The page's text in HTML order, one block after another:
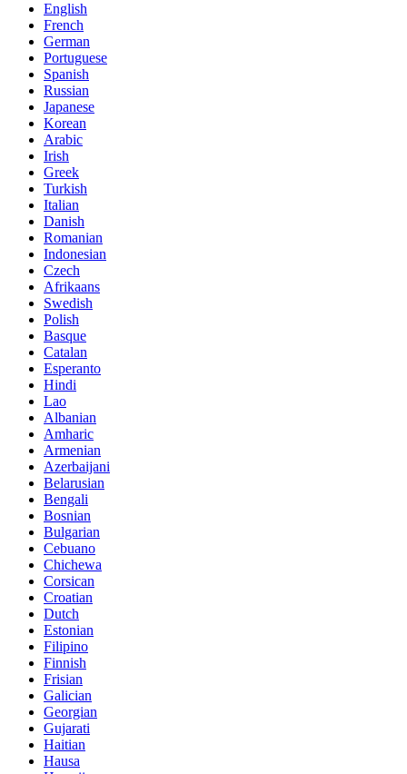
English
French
German
Portuguese
Spanish
Russian
Japanese
Korean
Arabic
Irish
Greek
Turkish
Italian
Danish
Romanian
Indonesian
Czech
Afrikaans
Swedish
Polish
Basque
Catalan
Esperanto
Hindi
Lao
Albanian
Amharic
Armenian
Azerbaijani
Belarusian
Bengali
Bosnian
Bulgarian
Cebuano
Chichewa
Corsican
Croatian
Dutch
Estonian
Filipino
Finnish
Frisian
Galician
Georgian
Gujarati
Haitian
Hausa